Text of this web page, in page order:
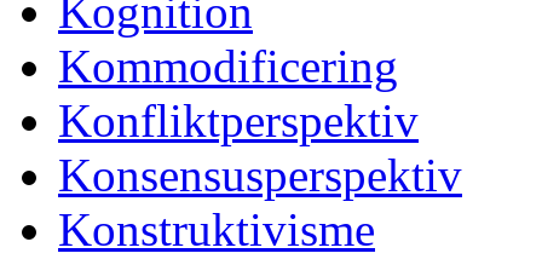
Kognition
Kommodificering
Konfliktperspektiv
Konsensusperspektiv
Konstruktivisme